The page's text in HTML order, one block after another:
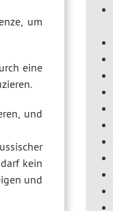
um
eine
und
kein
und